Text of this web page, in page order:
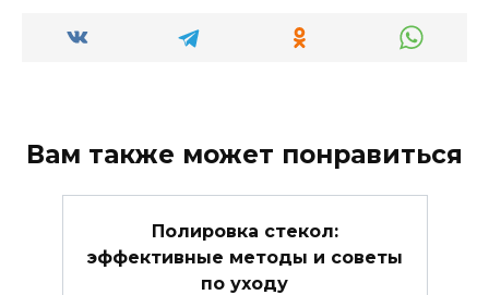
Вам также может понравиться
Полировка стекол:
эффективные методы и советы
по уходу